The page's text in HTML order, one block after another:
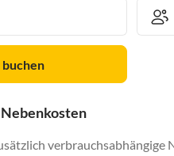
verbrauchsabhängige